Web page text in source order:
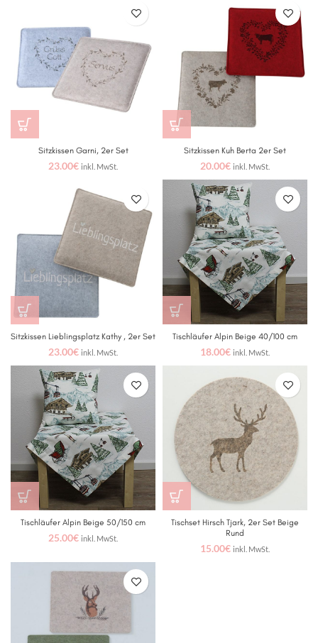
Sitzkissen Garni, 2er Set
23.00€ inkl. MwSt.
Sitzkissen Kuh Berta 2er Set
20.00€ inkl. MwSt.
Sitzkissen Lieblingsplatz Kathy , 2er Set
23.00€ inkl. MwSt.
Tischläufer Alpin Beige 40/100 cm
18.00€ inkl. MwSt.
Tischläufer Alpin Beige 50/150 cm
25.00€ inkl. MwSt.
Tischset Hirsch Tjark, 2er Set Beige
Rund
15.00€ inkl. MwSt.